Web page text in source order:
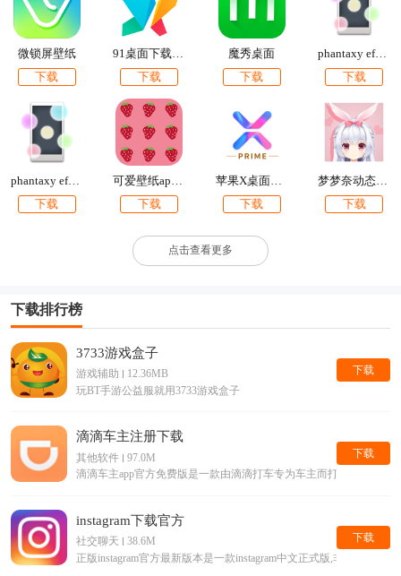
感，也会把手机变得更漂亮，更有个性。本页面收集了很多不同
的手机壁纸软件，喜欢哪一款就来下载收藏吧！
微锁屏壁纸
下载
下载
魔秀桌面
下载
phantaxy effect软件下载
下载
phantaxy effect最新版下载
下载
下载
苹果X桌面壁纸美化
下载
下载
点击查看更多
下载排行榜
3733游戏盒子
游戏辅助
12.36MB
玩BT手游公益服就用3733游戏盒子
下载
滴滴车主注册下载
其他软件
97.0M
滴滴车主app官方免费版是一款由滴滴打车专为车主而打造的手机
下载
instagram下载官方
社交聊天
38.6M
正版instagram官方最新版本是一款instagram中文正式版,非常受欢
下载